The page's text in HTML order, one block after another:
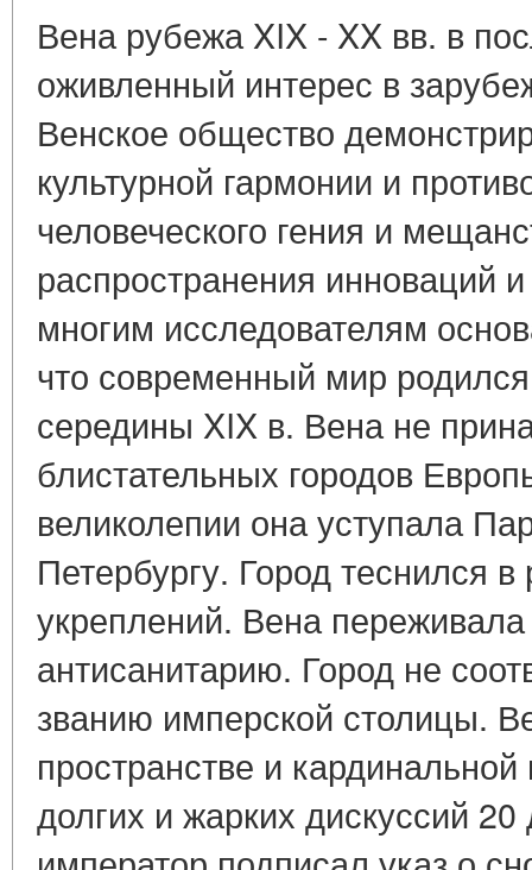
Вена рубежа XIX - XX вв. в
оживленный интерес в
Венское общество
культурной гармонии и
человеческого гения и
распространения инноваций
многим исследователям
что современный мир
середины XIX в. Вена не
блистательных городов
великолепии она уступала
Петербургу. Город теснился
укреплений. Вена переживала
антисанитарию. Город не
званию имперской столицы.
пространстве и
долгих и жарких дискуссий